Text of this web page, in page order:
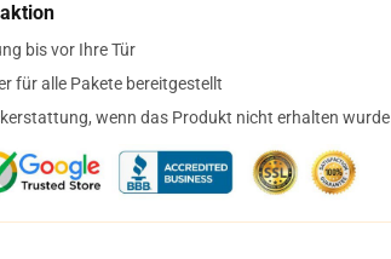
bis vor Ihre Tür
für alle Pakete bereitgestellt
wenn das Produkt nicht erhalten wurde